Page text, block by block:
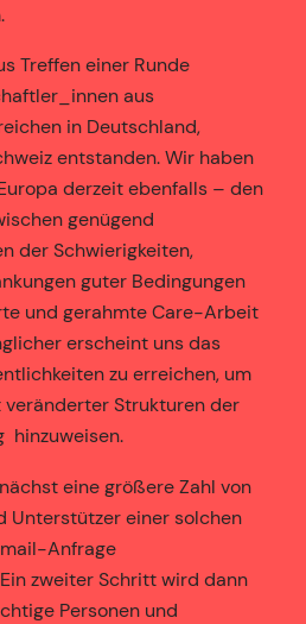
Treffen einer Runde
aus
in Deutschland,
entstanden. Wir haben
derzeit ebenfalls – den
genügend
der Schwierigkeiten,
guter Bedingungen
und gerahmte Care-Arbeit
erscheint uns das
zu erreichen, um
Strukturen der
hinzuweisen.
eine größere Zahl von
Unterstützer einer solchen
Anfrage
zweiter Schritt wird dann
Personen und